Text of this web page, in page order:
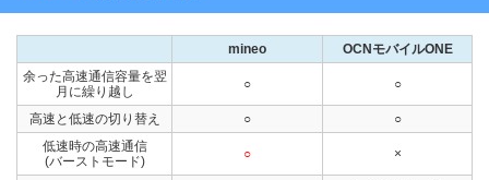
mineo
OCNモバイルONE
余った高速通信容量を翌
月に繰り越し
○ ○
高速と低速の切り替え ○
○
低速時の高速通信
(バーストモード)
○ ×